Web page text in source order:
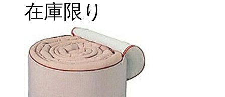
在庫限り